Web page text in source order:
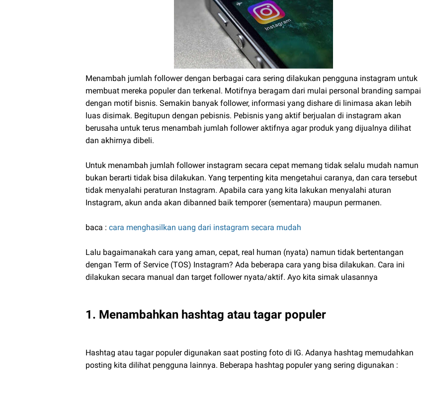
Menambah jumlah follower dengan berbagai cara sering dilakukan pengguna instagram untuk
membuat mereka populer dan terkenal. Motifnya beragam dari mulai personal branding sampai
dengan motif bisnis. Semakin banyak follower, informasi yang dishare di linimasa akan lebih
luas disimak. Begitupun dengan pebisnis. Pebisnis yang aktif berjualan di instagram akan
berusaha untuk terus menambah jumlah follower aktifnya agar produk yang dijualnya dilihat
dan akhirnya dibeli.
Untuk menambah jumlah follower instagram secara cepat memang tidak selalu mudah namun
bukan berarti tidak bisa dilakukan. Yang terpenting kita mengetahui caranya, dan cara tersebut
tidak menyalahi peraturan Instagram. Apabila cara yang kita lakukan menyalahi aturan
Instagram, akun anda akan dibanned baik temporer (sementara) maupun permanen.
baca : cara menghasilkan uang dari instagram secara mudah
Lalu bagaimanakah cara yang aman, cepat, real human (nyata) namun tidak bertentangan
dengan Term of Service (TOS) Instagram? Ada beberapa cara yang bisa dilakukan. Cara ini
dilakukan secara manual dan target follower nyata/aktif. Ayo kita simak ulasannya
1. Menambahkan hashtag atau tagar populer
Hashtag atau tagar populer digunakan saat posting foto di IG. Adanya hashtag memudahkan
posting kita dilihat pengguna lainnya. Beberapa hashtag populer yang sering digunakan :